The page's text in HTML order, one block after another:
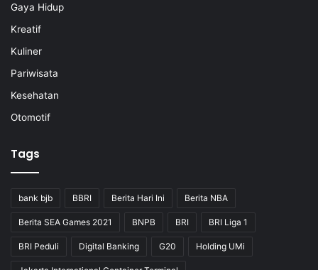
Gaya Hidup
Kreatif
Kuliner
Pariwisata
Kesehatan
Otomotif
Tags
bank bjb BBRI Berita Hari Ini Berita NBA
Berita SEA Games 2021 BNPB BRI BRI Liga 1
BRI Peduli Digital Banking G20 Holding UMi